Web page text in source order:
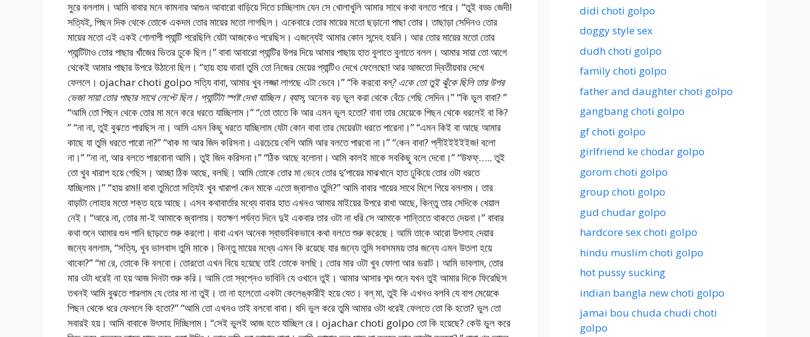
সুরে বললাম। আমি বাবার মনে কামনার আগুন আবারো বাড়িয়ে দিতে চাচ্ছিলাম যেন সে খোলাখুলি আমার সাথে কথা বলতে পারে। “তুই বড্ড জেদী!
সত্যিই, পিছন দিক থেকে তোকে একদম তোর মায়ের মতো লাগছিল। একেবারে তোর মায়ের মতো ছড়ানো পাছা তোর। তাছাড়া সেদিনও তোর
মায়ের মতো এই একই গোলাপী প্যান্টি পরেছিলি যেটা আজকেও পরেছিস। এজন্যেই আমার কোন সন্দেহ হয়নি। আর তোর মায়ের মতো তোর
প্যান্টিটাও তোর পাছার খাঁজের ভিতর ঢুকে ছিল।” বাবা আবারো প্যান্টির উপর দিয়ে আমার পাছায় হাত বুলাতে বুলাতে বলল। আমার সায়া তো আগে
থেকেই আমার পাছার উপরে উঠানো ছিল। “হায় হায় বাবা! তুমি তো নিজের মেয়ের প্যান্টিও দেখে ফেলেছো! আর আজতো দ্বিতীয়বার দেখে
ফেললে। ojachar choti golpo সত্যি বাবা, আমার খুব লজ্জা লাগছে এটা ভেবে।” “কি করবো বল্? একে তো তুই ঝুঁকে ছিলি তার উপর
ভেজা সায়া তোর পাছার সাথে লেপ্টে ছিল। প্যান্টিটা স্পষ্ট দেখা যাচ্ছিল। ব্যাস্, অনেক বড় ভুল করা থেকে বেঁচে গেছি সেদিন।” “কি ভুল বাবা? ”
“আমি তো পিছন থেকে তোর মা মনে করে ধরতে যাচ্ছিলাম।” “তো তাতে কি আর এমন ভুল হতো? বাবা তার মেয়েকে পিছন থেকে ধরলেই বা কি?
” “না না, তুই বুঝতে পারছিস না। আমি এমন কিছু ধরতে যাচ্ছিলাম যেটা কোন বাবা তার মেয়েরটা ধরতে পারেনা।” “এমন কিই বা আছে আমার
কাছে যা তুমি ধরতে পারো না?” “থাক মা আর জিদ করিসনা। এরচেয়ে বেশি আমি আর বলতে পারবো না।” “কেন বাবা? প্লীইইইইইজ! বলো
না।” “না না, আর বলতে পারবোনা আমি। তুই জিদ করিসনা।” “ঠিক আছে বলোনা। আমি কালই মাকে সবকিছু বলে দেবো।” “উফফ্….. তুই
তো খুব খারাপ হয়ে গেছিস। আচ্ছা ঠিক আছে, বলছি। আমি তোকে তোর মা ভেবে তোর দু’পায়ের মাঝখানে হাত ঢুকিয়ে তোর ওটা ধরতে
যাচ্ছিলাম।” “হায় রাম!! বাবা তুমিতো সত্যিই খুব খারাপ! কেন মাকে এতো জ্বালাও তুমি?” আমি বাবার গায়ের সাথে মিশে গিয়ে বললাম। তার
বাড়াটা লোহার মতো শক্ত হয়ে আছে। এসব কথাবার্তার মধ্যে বাবার হাত এখনও আমার মাইয়ের উপরে রাখা আছে, কিন্তু তার সেদিকে খেয়াল
নেই। “আরে না, তোর মা-ই আমাকে জ্বালায়। যতক্ষণ পর্যন্ত দিনে দুই একবার তার ওটা না ধরি সে আমাকে শান্তিতে থাকতে দেয়না।” বাবার
কথা শুনে আমার গুদ পানি ছাড়তে শুরু করলো। বাবা এখন অনেক স্বাভাবিকভাবে কথা বলতে শুরু করেছে। আমি তাকে আরো উৎসাহ দেয়ার
জন্যে বললাম, “সত্যি, খুব ভালবাস তুমি মাকে। কিন্তু মায়ের মধ্যে এমন কি রয়েছে যার জন্যে তুমি সবসমময় তার জন্যে এমন উতলা হয়ে
থাকো?” “মা রে, তোকে কি বলবো। তোরতো এখন বিয়ে হয়েছে তাই তোকে বলছি। তোর মার ওটা খুব ফোলা আর ভরাট। আমি ভাবলাম, তোর
মার ওটা ধরেই না হয় আজ দিনটা শুরু করি। আমি তো স্বপ্নেও ভাবিনি যে ওখানে তুই। আমার আসার শব্দ শুনে যখন তুই আমার দিকে ফিরেছিস
তখনই আমি বুঝতে পারলাম যে তোর মা না তুই। তা না হলেতো একটা কেলেঙ্কারীই হয়ে যেত। বল্ মা, তুই কি এখনও বলবি যে বাপ মেয়েকে
পিছন থেকে ধরে ফেললে কি হতো?” “আমি তো এখনও তাই বলবো বাবা। যদি ভুল করে তুমি আমার ওটা ধরেই ফেলতে তো কি হতো? ভুল তো
সবারই হয়। আমি বাবাকে উৎসাহ দিচ্ছিলাম। “সেই ভুলই আজ হতে যাচ্ছিল রে। ojachar choti golpo তো কি হয়েছে? কেউ ভুল করে
didi choti golpo
doggy style sex
dudh choti golpo
family choti golpo
father and daughter choti golpo
gangbang choti golpo
gf choti golpo
girlfriend ke chodar golpo
gorom choti golpo
group choti golpo
gud chudar golpo
hardcore sex choti golpo
hindu muslim choti golpo
hot pussy sucking
indian bangla new choti golpo
jamai bou chuda chudi choti
golpo